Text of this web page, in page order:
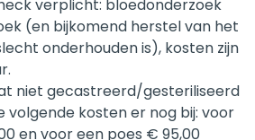
verplicht: bloedonderzoek
(en bijkomend herstel van het
onderhouden is), kosten zijn
niet gecastreerd/gesteriliseerd
volgende kosten er nog bij: voor
en voor een poes € 95,00